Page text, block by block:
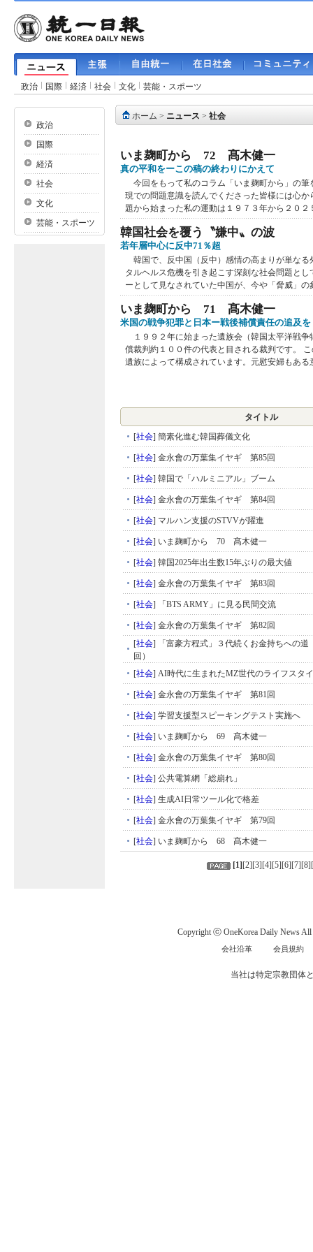
政治 国際 経済 社会 文化 芸能・スポーツ
政治
国際
経済
社会
文化
芸能・スポーツ
ホーム > ニュース > 社会
いま麹町から 72 髙木健一
真の平和をーこの稿の終わりにかえて
今回をもって私のコラム「いま麹町から」の
現での問題意識を読んでくださった皆様には心
題から始まった私の運動は１９７３年から２０２
韓国社会を覆う〝嫌中〟の波
若年層中心に反中71％超
韓国で、反中国（反中）感情の高まりが単な
タルヘルス危機を引き起こす深刻な社会問題と
ーとして見なされていた中国が、今や「脅威」の
いま麹町から 71 髙木健一
米国の戦争犯罪と日本ー戦後補償責任の追及を
１９９２年に始まった遺族会（韓国太平洋戦
償裁判約１００件の代表と目される裁判です。
遺族によって構成されています。元慰安婦もある
タイトル
[社会] 簡素化進む韓国葬儀文化
[社会] 金永會の万葉集イヤギ 第85回
[社会] 韓国で「ハルミニアル」ブーム
[社会] 金永會の万葉集イヤギ 第84回
[社会] マルハン支援のSTVVが躍進
[社会] いま麹町から 70 髙木健一
[社会] 韓国2025年出生数15年ぶりの最大値
[社会] 金永會の万葉集イヤギ 第83回
[社会] 「BTS ARMY」に見る民間交流
[社会] 金永會の万葉集イヤギ 第82回
[社会] 「富豪方程式」３代続くお金持ちへの
回）
[社会] AI時代に生まれたMZ世代のライフスタ
[社会] 金永會の万葉集イヤギ 第81回
[社会] 学習支援型スピーキングテスト実施へ
[社会] いま麹町から 69 髙木健一
[社会] 金永會の万葉集イヤギ 第80回
[社会] 公共電算網「総崩れ」
[社会] 生成AI日常ツール化で格差
[社会] 金永會の万葉集イヤギ 第79回
[社会] いま麹町から 68 髙木健一
[1] [2][3][4][5][6][7][8][
Copyright ⓒ OneKorea Daily News All
会社沿革 会員規約
当社は特定宗教団体